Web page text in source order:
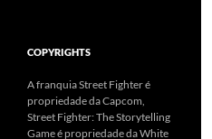
COPYRIGHTS
A franquia Street Fighter é
propriedade da Capcom,
Street Fighter: The Storytelling
Game é propriedade da White